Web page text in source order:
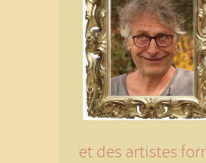
et des artistes